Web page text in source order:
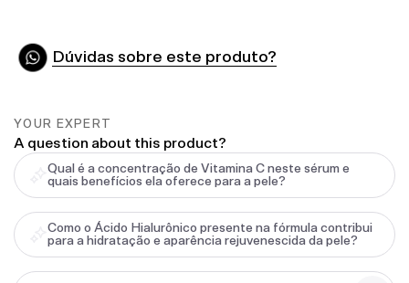
Dúvidas sobre este produto?
YOUR EXPERT
A question about this product?
Qual é a concentração de Vitamina C neste sérum e
quais benefícios ela oferece para a pele?
Como o Ácido Hialurônico presente na fórmula contribui
para a hidratação e aparência rejuvenescida da pele?